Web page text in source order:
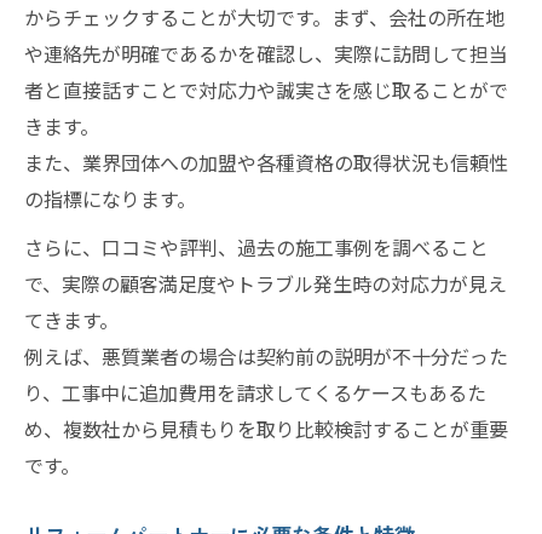
リフォーム職人の年収が示す信頼の理由
年収データで選ぶリフォームパートナー術
理想のリフォーム職人に求める資質とは
高収入職人のリフォーム現場での違い
パートナー選びに役立つ職人の年収情報
リフォーム実例から学ぶ成功の秘訣
失敗しないリフォームの共通点とは
39リフォーム事例に見る安心ポイント
リフォーム成功者の声と選び方のヒント
からチェックすることが大切です。まず、会社の所在地
や連絡先が明確であるかを確認し、実際に訪問して担当
者と直接話すことで対応力や誠実さを感じ取ることがで
きます。
また、業界団体への加盟や各種資格の取得状況も信頼性
の指標になります。
さらに、口コミや評判、過去の施工事例を調べること
で、実際の顧客満足度やトラブル発生時の対応力が見え
てきます。
例えば、悪質業者の場合は契約前の説明が不十分だった
り、工事中に追加費用を請求してくるケースもあるた
め、複数社から見積もりを取り比較検討することが重要
です。